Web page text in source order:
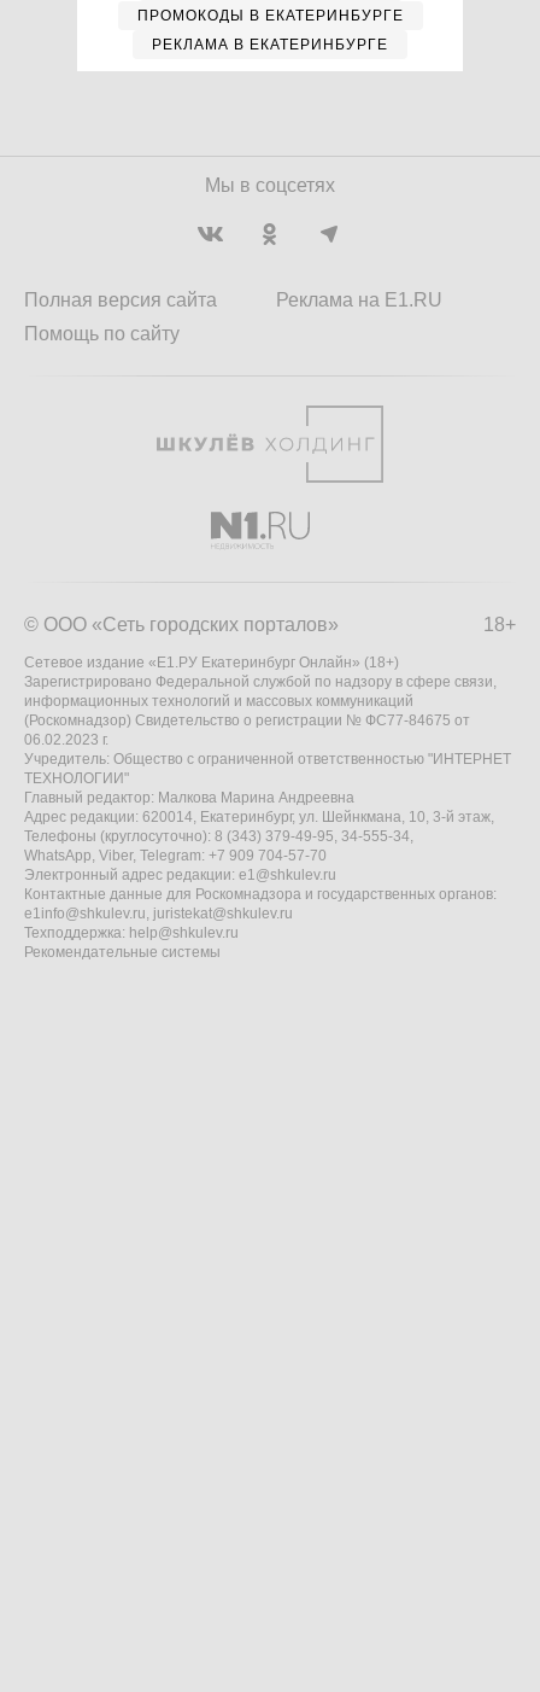
ПРОМОКОДЫ В ЕКАТЕРИНБУРГЕ
РЕКЛАМА В ЕКАТЕРИНБУРГЕ
Мы в соцсетях
Полная версия сайта
Помощь по сайту
Реклама на E1.RU
18+
© ООО «Сеть городских порталов»
Сетевое издание «Е1.РУ Екатеринбург Онлайн» (18+)
Зарегистрировано Федеральной службой по надзору в сфере связи,
информационных технологий и массовых коммуникаций
(Роскомнадзор) Свидетельство о регистрации № ФС77-84675 от
06.02.2023 г.
Учредитель: Общество с ограниченной ответственностью "ИНТЕРНЕТ
ТЕХНОЛОГИИ"
Главный редактор: Малкова Марина Андреевна
Адрес редакции: 620014, Екатеринбург, ул. Шейнкмана, 10, 3-й этаж,
Телефоны (круглосуточно): 8 (343) 379-49-95, 34-555-34,
WhatsApp, Viber, Telegram: +7 909 704-57-70
Электронный адрес редакции: e1@shkulev.ru
Контактные данные для Роскомнадзора и государственных органов:
e1info@shkulev.ru, juristekat@shkulev.ru
Техподдержка: help@shkulev.ru
Рекомендательные системы